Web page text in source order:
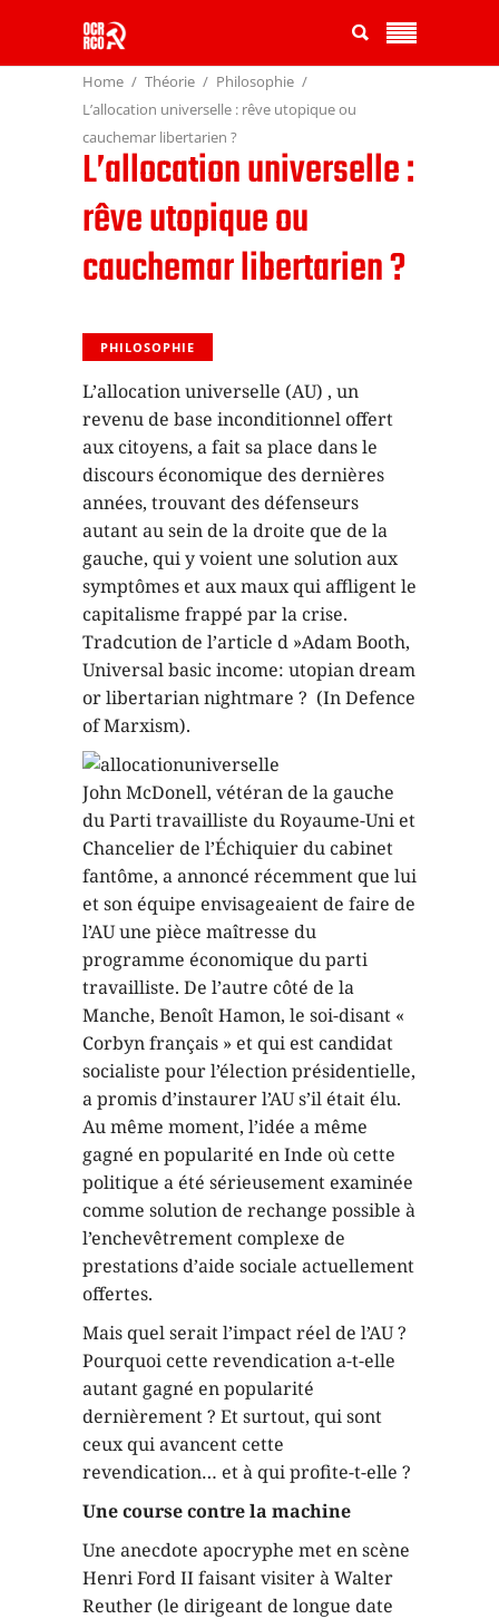
Home Théorie
Philosophie
L’allocation universelle : rêve utopique ou
cauchemar libertarien ?
L’allocation universelle :
rêve utopique ou
cauchemar libertarien ?
PHILOSOPHIE
L’allocation universelle (AU) , un
revenu de base inconditionnel offert
aux citoyens, a fait sa place dans le
discours économique des dernières
années, trouvant des défenseurs
autant au sein de la droite que de la
gauche, qui y voient une solution aux
symptômes et aux maux qui affligent le
capitalisme frappé par la crise.
Tradcution de l’article d »Adam Booth,
Universal basic income: utopian dream
or libertarian nightmare ? (In Defence
of Marxism).
John McDonell, vétéran de la gauche
du Parti travailliste du Royaume-Uni et
Chancelier de l’Échiquier du cabinet
fantôme, a annoncé récemment que lui
et son équipe envisageaient de faire de
l’AU une pièce maîtresse du
programme économique du parti
travailliste. De l’autre côté de la
Manche, Benoît Hamon, le soi-disant «
Corbyn français » et qui est candidat
socialiste pour l’élection présidentielle,
a promis d’instaurer l’AU s’il était élu.
Au même moment, l’idée a même
gagné en popularité en Inde où cette
politique a été sérieusement examinée
comme solution de rechange possible à
l’enchevêtrement complexe de
prestations d’aide sociale actuellement
offertes.
Mais quel serait l’impact réel de l’AU ?
Pourquoi cette revendication a-t-elle
autant gagné en popularité
dernièrement ? Et surtout, qui sont
ceux qui avancent cette
revendication… et à qui profite-t-elle ?
Une course contre la machine
Une anecdote apocryphe met en scène
Henri Ford II faisant visiter à Walter
Reuther (le dirigeant de longue date